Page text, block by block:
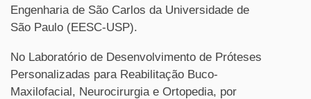
Engenharia de São Carlos da Universidade de
São Paulo (EESC-USP).
No Laboratório de Desenvolvimento de Próteses
Personalizadas para Reabilitação Buco-
Maxilofacial, Neurocirurgia e Ortopedia, por